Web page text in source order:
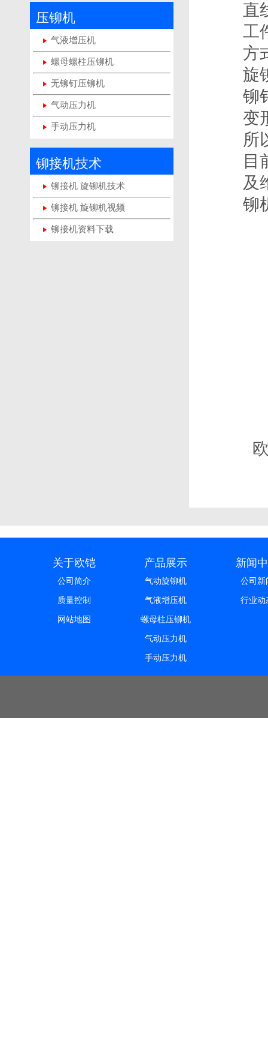
压铆机
气液增压机
螺母螺柱压铆机
无铆钉压铆机
气动压力机
手动压力机
铆接机技术
铆接机 旋铆机技术
铆接机 旋铆机视频
铆接机资料下载
直
工
方
旋
铆
变
所
目
及
铆
关于欧铠
公司简介
质量控制
网站地图
产品展示
气动旋铆机
气液增压机
螺母柱压铆机
气动压力机
手动压力机
新闻
公司新
行业动